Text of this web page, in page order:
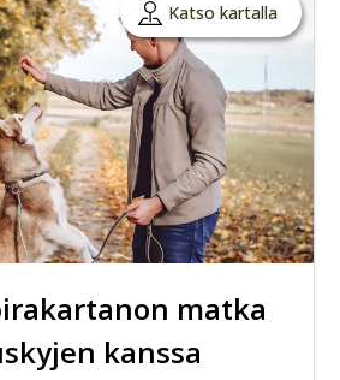
Katso kartalla
matka
kanssa